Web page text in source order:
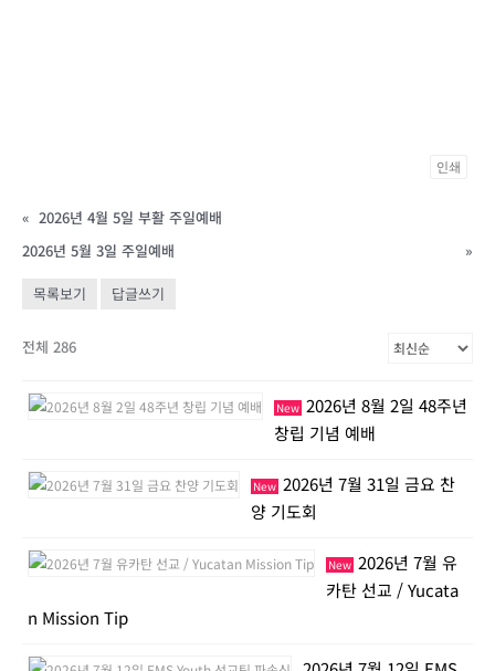
인쇄
« 2026년 4월 5일 부활 주일예배
2026년 5월 3일 주일예배
»
목록보기 답글쓰기
전체 286
New 2026년 8월 2일 48주년
창립 기념 예배
New 2026년 7월 31일 금요 찬
양 기도회
New 2026년 7월 유
카탄 선교 / Yucata
n Mission Tip